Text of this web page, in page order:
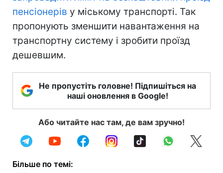
пенсіонерів у міському транспорті. Так
пропонують зменшити навантаження на
транспортну систему і зробити проїзд
дешевшим.
Не пропустіть головне! Підпишіться на
наші оновлення в Google!
Або читайте нас там, де вам зручно!
Більше по темі: